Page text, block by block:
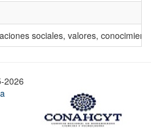
sociales, valores,
2026